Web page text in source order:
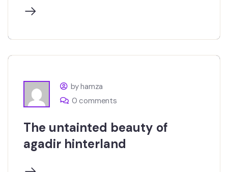
by hamza
0 comments
The untainted beauty of
agadir hinterland